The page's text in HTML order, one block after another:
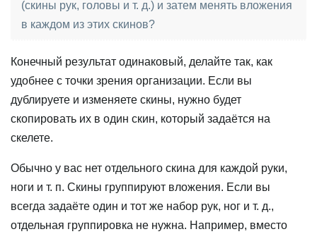
(скины рук, головы и т. д.) и затем менять вложения
в каждом из этих скинов?
Конечный результат одинаковый, делайте так, как
удобнее с точки зрения организации. Если вы
дублируете и изменяете скины, нужно будет
скопировать их в один скин, который задаётся на
скелете.
Обычно у вас нет отдельного скина для каждой руки,
ноги и т. п. Скины группируют вложения. Если вы
всегда задаёте один и тот же набор рук, ног и т. д.,
отдельная группировка не нужна. Например, вместо